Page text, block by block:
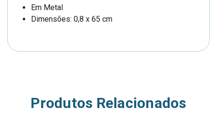
Em Metal
Dimensões: 0,8 x 65 cm
Produtos Relacionados